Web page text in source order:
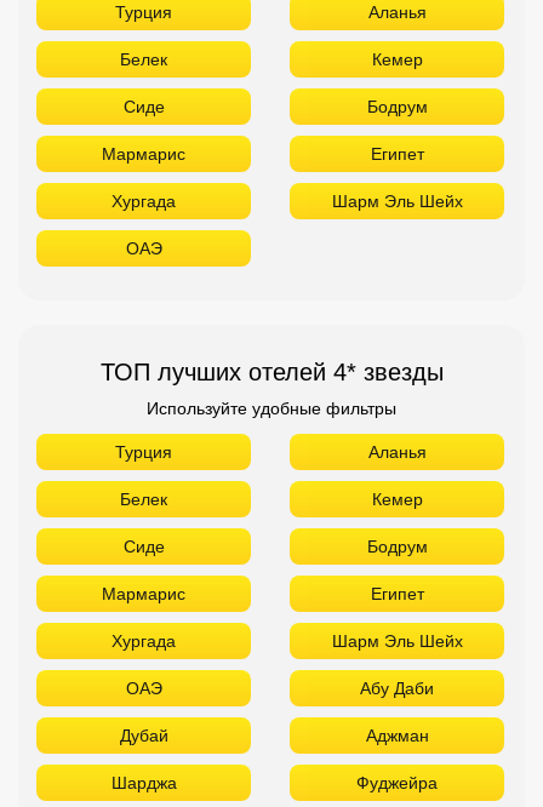
Турция Аланья
Белек Кемер
Сиде Бодрум
Мармарис Египет
Хургада Шарм Эль Шейх
ОАЭ
ТОП лучших отелей 4* звезды
Используйте удобные фильтры
Турция Аланья
Белек Кемер
Сиде Бодрум
Мармарис Египет
Хургада Шарм Эль Шейх
ОАЭ Абу Даби
Дубай Аджман
Шарджа Фуджейра